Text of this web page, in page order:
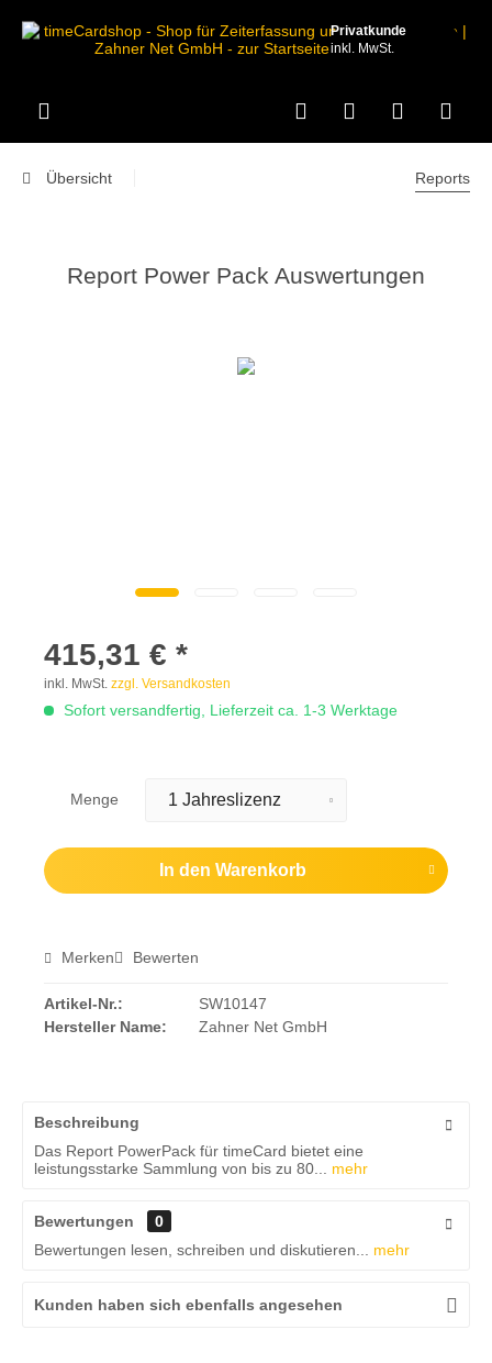
Privatkunde
inkl. MwSt.
Übersicht Reports
Report Power Pack Auswertungen
415,31 € *
inkl. MwSt. zzgl. Versandkosten
Sofort versandfertig, Lieferzeit ca. 1-3 Werktage
Menge
In den Warenkorb
Merken Bewerten
Artikel-Nr.:
SW10147
Hersteller Name:
Zahner Net GmbH
Beschreibung
Das Report PowerPack für timeCard bietet eine
leistungsstarke Sammlung von bis zu 80...
mehr
Bewertungen
0
Bewertungen lesen, schreiben und diskutieren...
mehr
Kunden haben sich ebenfalls angesehen